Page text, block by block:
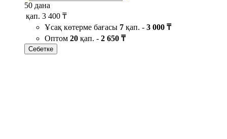
50 дана
қап. 3 400 ₸
Ұсақ көтерме бағасы 7 қап. - 3 000 ₸
Оптом 20 қап. - 2 650 ₸
Себетке